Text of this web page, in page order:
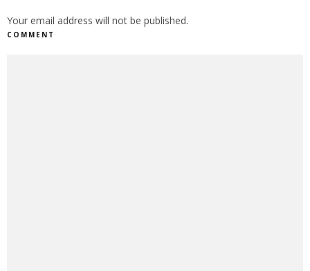
Your email address will not be published.
COMMENT